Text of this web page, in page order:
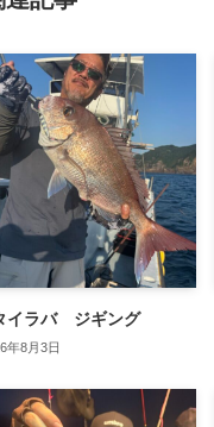
イラバ ジギング
年8月3日